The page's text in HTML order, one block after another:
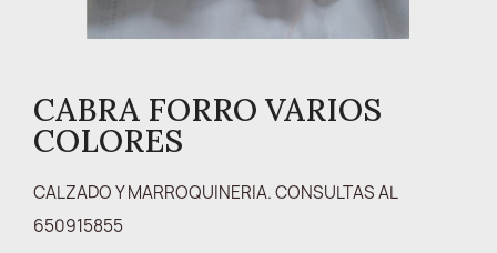
CABRA FORRO VARIOS
COLORES
CALZADO Y MARROQUINERIA. CONSULTAS AL
650915855